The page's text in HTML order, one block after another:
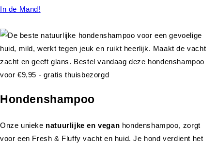
In de Mand!
Hondenshampoo
Onze unieke natuurlijke en vegan hondenshampoo, zorgt
voor een Fresh & Fluffy vacht en huid. Je hond verdient het